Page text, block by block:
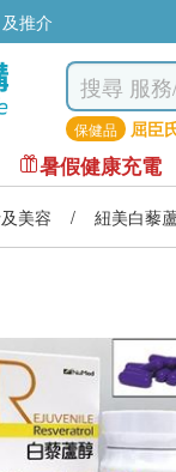
推介
保健品 屈臣
暑假健康充電
美容 / 紐美白藜